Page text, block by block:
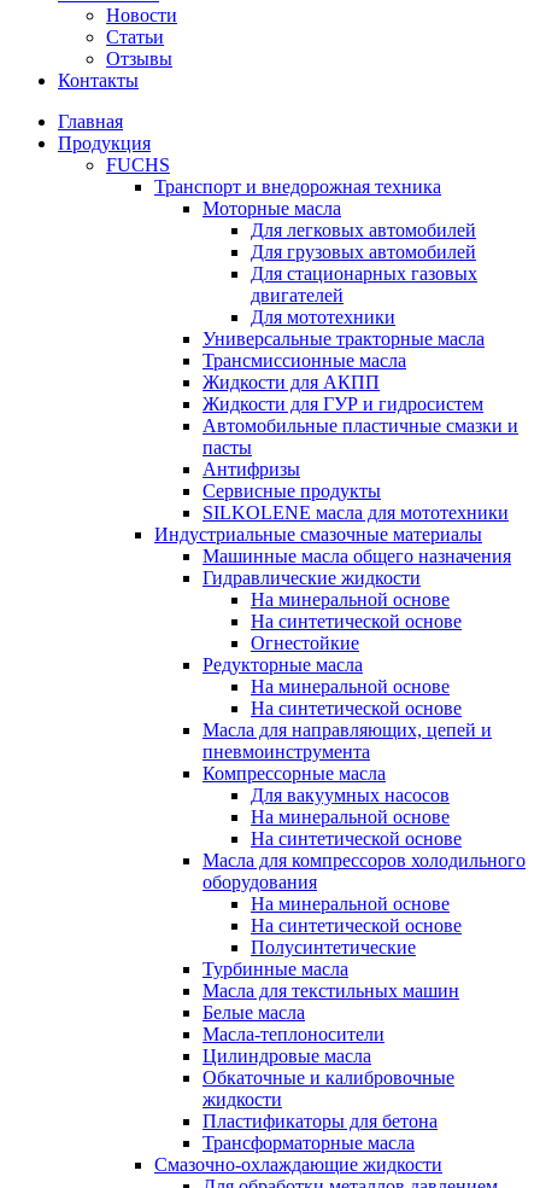
Новости
Статьи
Отзывы
Контакты
Главная
Продукция
FUCHS
Транспорт и внедорожная техника
Моторные масла
Для легковых автомобилей
Для грузовых автомобилей
Для стационарных газовых
двигателей
Для мототехники
Универсальные тракторные масла
Трансмиссионные масла
Жидкости для АКПП
Жидкости для ГУР и гидросистем
Автомобильные пластичные смазки и
пасты
Антифризы
Сервисные продукты
SILKOLENE масла для мототехники
Индустриальные смазочные материалы
Машинные масла общего назначения
Гидравлические жидкости
На минеральной основе
На синтетической основе
Огнестойкие
Редукторные масла
На минеральной основе
На синтетической основе
Масла для направляющих, цепей и
пневмоинструмента
Компрессорные масла
Для вакуумных насосов
На минеральной основе
На синтетической основе
Масла для компрессоров холодильного
оборудования
На минеральной основе
На синтетической основе
Полусинтетические
Турбинные масла
Масла для текстильных машин
Белые масла
Масла-теплоносители
Цилиндровые масла
Обкаточные и калибровочные
жидкости
Пластификаторы для бетона
Трансформаторные масла
Смазочно-охлаждающие жидкости